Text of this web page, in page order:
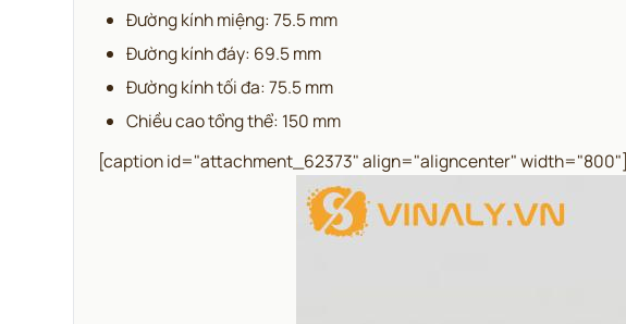
Đường kính miệng: 75.5 mm
Đường kính đáy: 69.5 mm
Đường kính tối đa: 75.5 mm
Chiều cao tổng thể: 150 mm
[caption id="attachment_62373" align="aligncenter" width="800"]